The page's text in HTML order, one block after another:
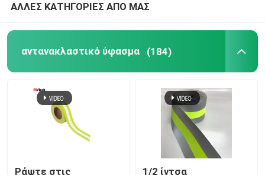
ΑΛΛΕΣ ΚΑΤΗΓΟΡΙΕΣ ΑΠΟ ΜΑΣ
αντανακλαστικό ύφασμα (184)
Ράψτε στις
1/2 ίντσα